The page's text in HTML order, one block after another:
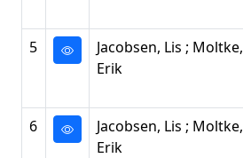
5
Jacobsen, Lis ; Moltke,
Erik
6
Jacobsen, Lis ; Moltke,
Erik